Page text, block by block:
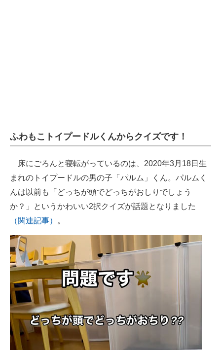
建設×テクノロジーの最前線
ちょっと気になるネットの話題
ふわもこトイプードルくんからクイズです！
床にごろんと寝転がっているのは、2020年3月18日生
まれのトイプードルの男の子「パルム」くん。パルムく
んは以前も「どっちが頭でどっちがおしりでしょう
か？」というかわいい2択クイズが話題となりました
（関連記事）
。